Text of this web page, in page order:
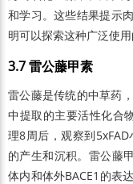
和学习。这些结果提示
明可以探索这种广泛使
3.7 雷公藤甲素
雷公藤是传统的中草药
中提取的主要活性化合
理8周后，观察到
的产生和沉积。雷公藤
体内和体外BACE1的表